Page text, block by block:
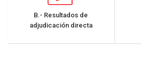
B.- Resultados de
adjudicación directa